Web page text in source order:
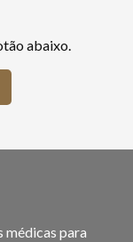
abaixo.
médicas para